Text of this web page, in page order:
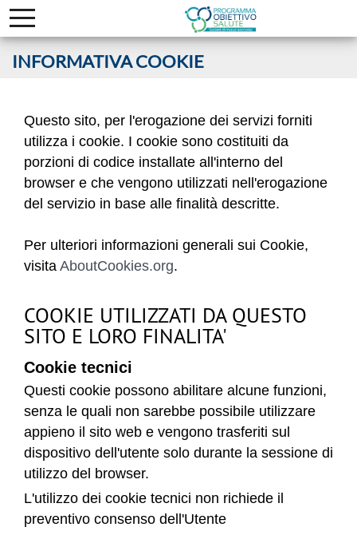
INFORMATIVA COOKIE
Questo sito, per l'erogazione dei servizi forniti
utilizza i cookie. I cookie sono costituiti da
porzioni di codice installate all'interno del
browser e che vengono utilizzati nell'erogazione
del servizio in base alle finalità descritte.
Per ulteriori informazioni generali sui Cookie,
visita AboutCookies.org.
COOKIE UTILIZZATI DA QUESTO
SITO E LORO FINALITA'
Cookie tecnici
Questi cookie possono abilitare alcune funzioni,
senza le quali non sarebbe possibile utilizzare
appieno il sito web e vengono trasferiti sul
dispositivo dell'utente solo durante la sessione di
utilizzo del browser.
L'utilizzo dei cookie tecnici non richiede il
preventivo consenso dell'Utente